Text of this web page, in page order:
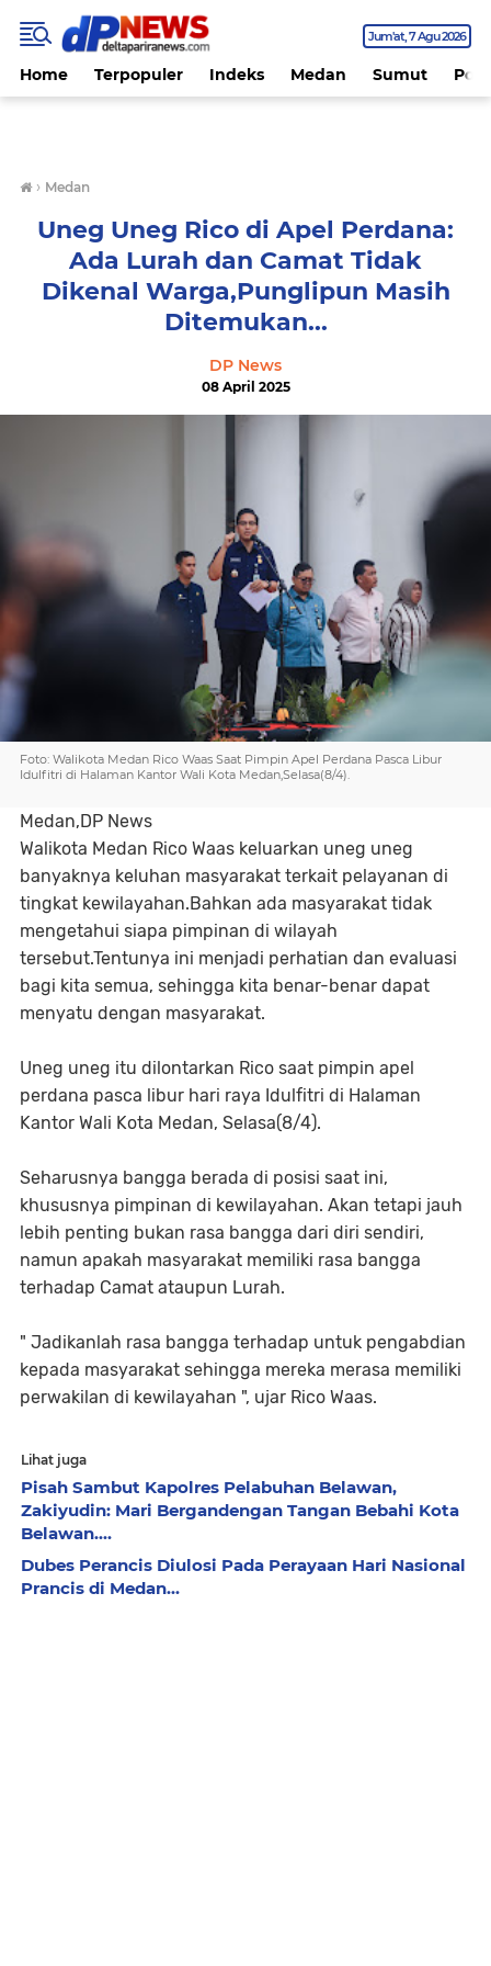
Jum'at 7 Agu 2026
Home Terpopuler Indeks Medan Sumut
› Medan
Uneg Uneg Rico di Apel Perdana:
Ada Lurah dan Camat Tidak
Dikenal Warga,Punglipun Masih
Ditemukan...
DP News
08 April 2025
Foto: Walikota Medan Rico Waas Saat Pimpin Apel Perdana Pasca Libur
Idulfitri di Halaman Kantor Wali Kota Medan,Selasa(8/4).
Medan,DP News
Walikota Medan Rico Waas keluarkan uneg uneg
banyaknya keluhan masyarakat terkait pelayanan di
tingkat kewilayahan.Bahkan ada masyarakat tidak
mengetahui siapa pimpinan di wilayah
tersebut.Tentunya ini menjadi perhatian dan evaluasi
bagi kita semua, sehingga kita benar-benar dapat
menyatu dengan masyarakat.
Uneg uneg itu dilontarkan Rico saat pimpin apel
perdana pasca libur hari raya Idulfitri di Halaman
Kantor Wali Kota Medan, Selasa(8/4).
Seharusnya bangga berada di posisi saat ini,
khususnya pimpinan di kewilayahan. Akan tetapi jauh
lebih penting bukan rasa bangga dari diri sendiri,
namun apakah masyarakat memiliki rasa bangga
terhadap Camat ataupun Lurah.
" Jadikanlah rasa bangga terhadap untuk pengabdian
kepada masyarakat sehingga mereka merasa memiliki
perwakilan di kewilayahan ", ujar Rico Waas.
Lihat juga
Pisah Sambut Kapolres Pelabuhan Belawan,
Zakiyudin: Mari Bergandengan Tangan Bebahi Kota
Belawan....
Dubes Perancis Diulosi Pada Perayaan Hari Nasional
Prancis di Medan...